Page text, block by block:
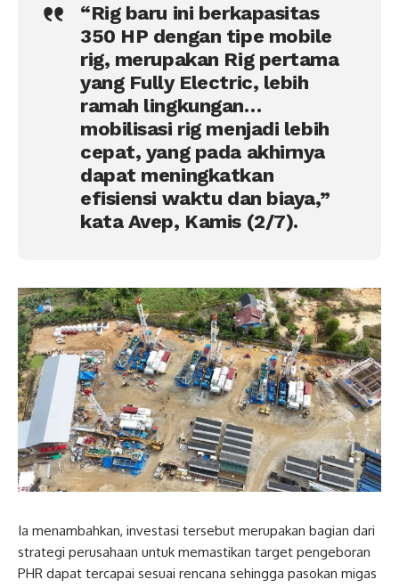
“Rig baru ini berkapasitas
350 HP dengan tipe mobile
rig, merupakan Rig pertama
yang Fully Electric, lebih
ramah lingkungan…
mobilisasi rig menjadi lebih
cepat, yang pada akhirnya
dapat meningkatkan
efisiensi waktu dan biaya,”
kata Avep, Kamis (2/7).
Ia menambahkan, investasi tersebut merupakan bagian dari
strategi perusahaan untuk memastikan target pengeboran
PHR dapat tercapai sesuai rencana sehingga pasokan migas